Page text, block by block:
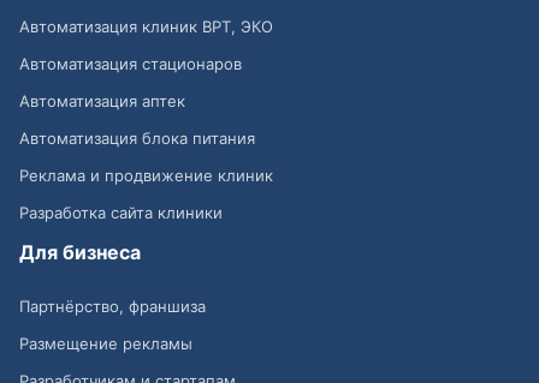
Автоматизация клиник ВРТ, ЭКО
Автоматизация стационаров
Автоматизация аптек
Автоматизация блока питания
Реклама и продвижение клиник
Разработка сайта клиники
Для бизнеса
Партнёрство, франшиза
Размещение рекламы